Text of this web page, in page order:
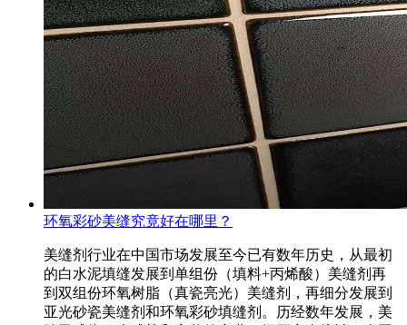
环氧彩砂美缝究竟好在哪里？
美缝剂行业在中国市场发展至今已有数年历史，从最初
的白水泥填缝发展到单组份（填料+丙烯酸）美缝剂再
到双组份环氧树脂（真瓷亮光）美缝剂，再细分发展到
亚光砂瓷美缝剂和环氧彩砂填缝剂。历经数年发展，美